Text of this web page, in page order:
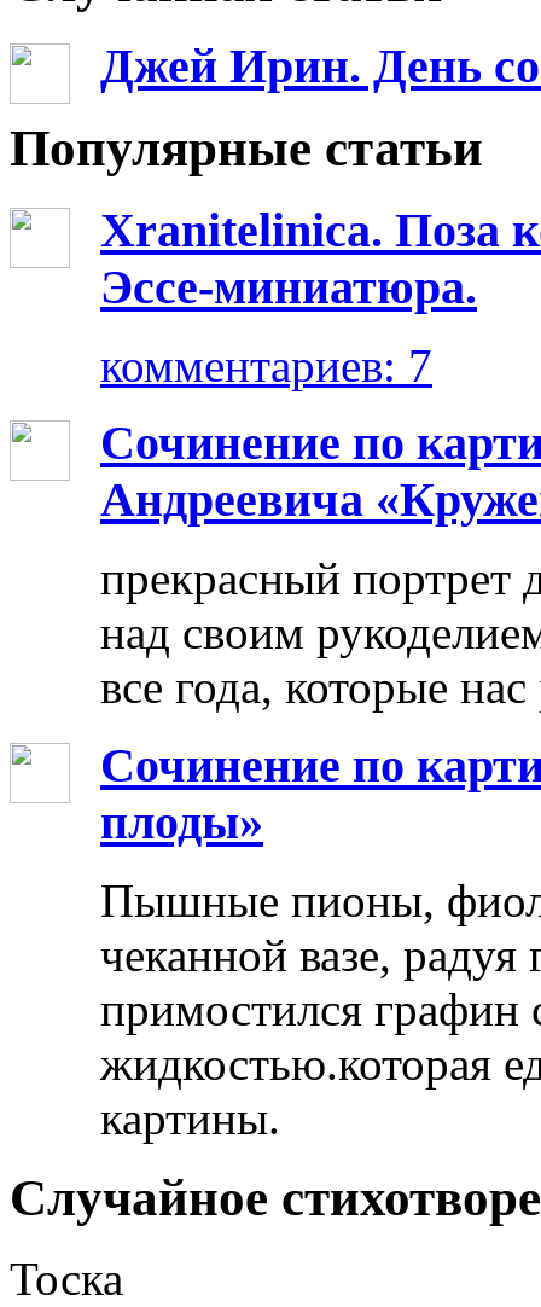
Джей Ирин. День
Популярные статьи
Xranitelinica. Поза
Эссе-миниатюра.
комментариев: 7
Сочинение по
Андреевича
прекрасный портрет
над своим
все года, которые
Сочинение по
плоды»
Пышные пионы,
чеканной вазе,
примостился графин
жидкостью.которая
картины.
Случайное
Тоска